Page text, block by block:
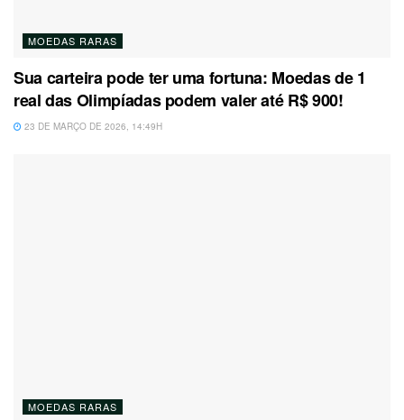
MOEDAS RARAS
Sua carteira pode ter uma fortuna: Moedas de 1
real das Olimpíadas podem valer até R$ 900!
23 DE MARÇO DE 2026, 14:49H
MOEDAS RARAS